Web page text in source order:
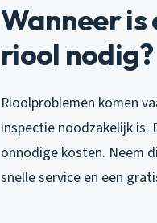
Wanneer
riool nodig?
Rioolproblemen komen
inspectie noodzakelijk
onnodige kosten. Neem
snelle service en een